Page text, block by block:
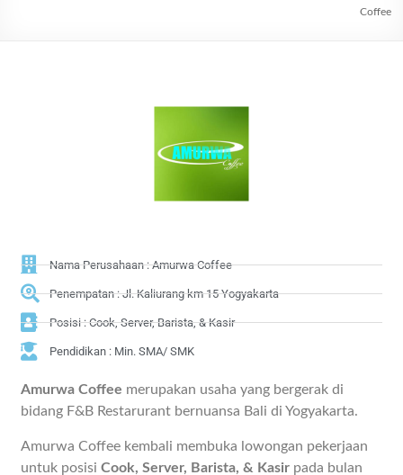
Coffee
Nama Perusahaan : Amurwa Coffee
Penempatan : Jl. Kaliurang km 15 Yogyakarta
Posisi : Cook, Server, Barista, & Kasir
Pendidikan : Min. SMA/ SMK
Amurwa Coffee merupakan usaha yang bergerak di
bidang F&B Restarurant bernuansa Bali di Yogyakarta.
Amurwa Coffee kembali membuka lowongan pekerjaan
untuk posisiCook, Server, Barista, & Kasir pada bulan